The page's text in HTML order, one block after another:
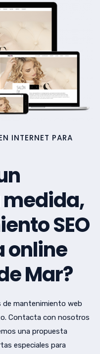
INTERNET PARA
SEO
online
Mar?
de mantenimiento web
Contacta con nosotros
una propuesta
especiales para